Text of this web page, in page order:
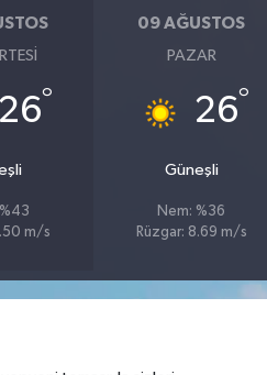
26°
m/s
09 AĞUSTOS
PAZAR
26°
Güneşli
Nem: %36
Rüzgar: 8.69 m/s